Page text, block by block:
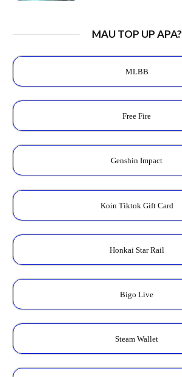
MAU TOP UP APA?
MLBB
Free Fire
Genshin Impact
Koin Tiktok Gift Card
Honkai Star Rail
Bigo Live
Steam Wallet